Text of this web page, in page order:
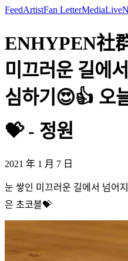
FeedArtistFan LetterMediaLive
ENHYPEN社
미끄러운 길에
심하기😍👍 오
💝 - 정원
2021 年 1 月 7 日
눈 쌓인 미끄러운 길에서 넘어
은 초코볼💝